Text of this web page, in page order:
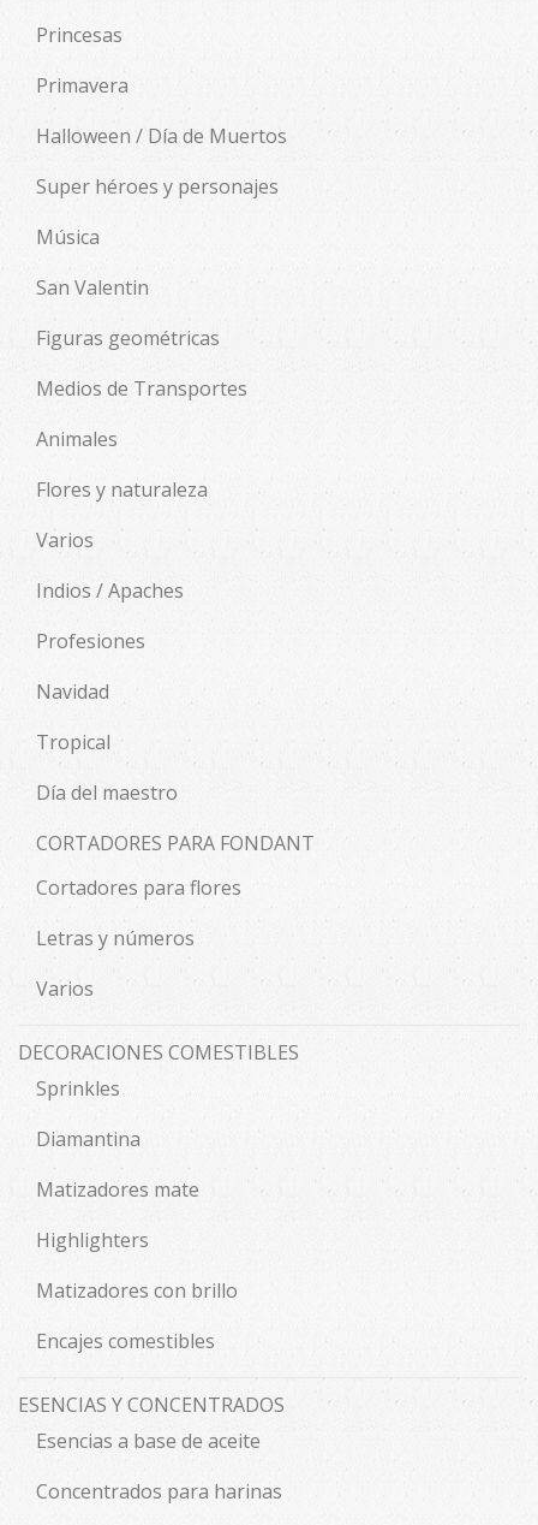
Princesas
Primavera
Halloween / Día de Muertos
Super héroes y personajes
Música
San Valentin
Figuras geométricas
Medios de Transportes
Animales
Flores y naturaleza
Varios
Indios / Apaches
Profesiones
Navidad
Tropical
Día del maestro
CORTADORES PARA FONDANT
Cortadores para flores
Letras y números
Varios
DECORACIONES COMESTIBLES
Sprinkles
Diamantina
Matizadores mate
Highlighters
Matizadores con brillo
Encajes comestibles
ESENCIAS Y CONCENTRADOS
Esencias a base de aceite
Concentrados para harinas